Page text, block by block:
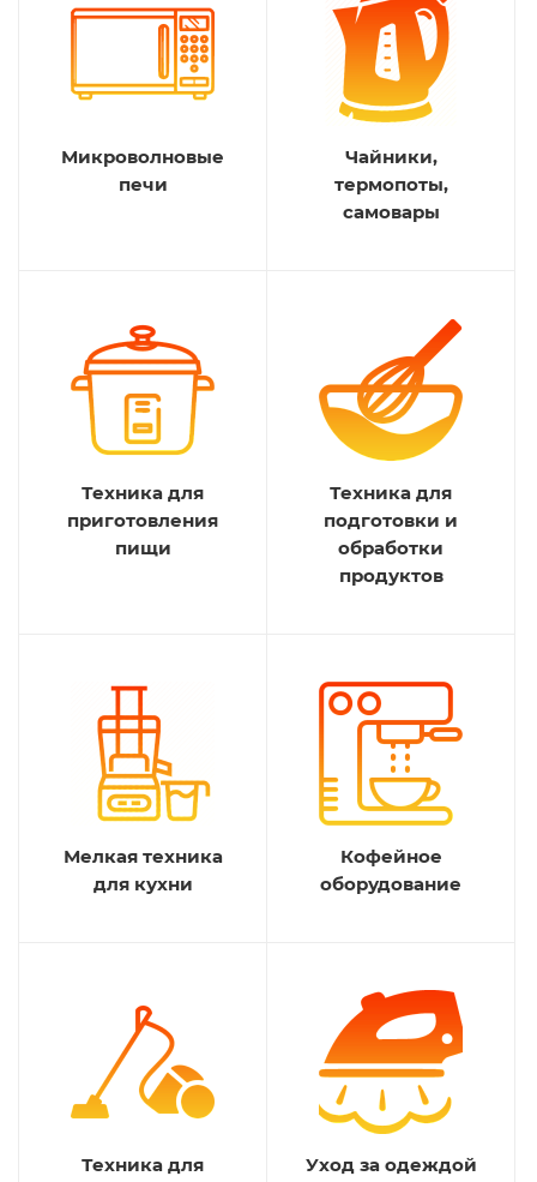
Микроволновые
печи
Чайники,
термопоты,
самовары
Техника для
приготовления
пищи
Техника для
подготовки и
обработки
продуктов
Мелкая техника
для кухни
Кофейное
оборудование
Техника для
Уход за одеждой